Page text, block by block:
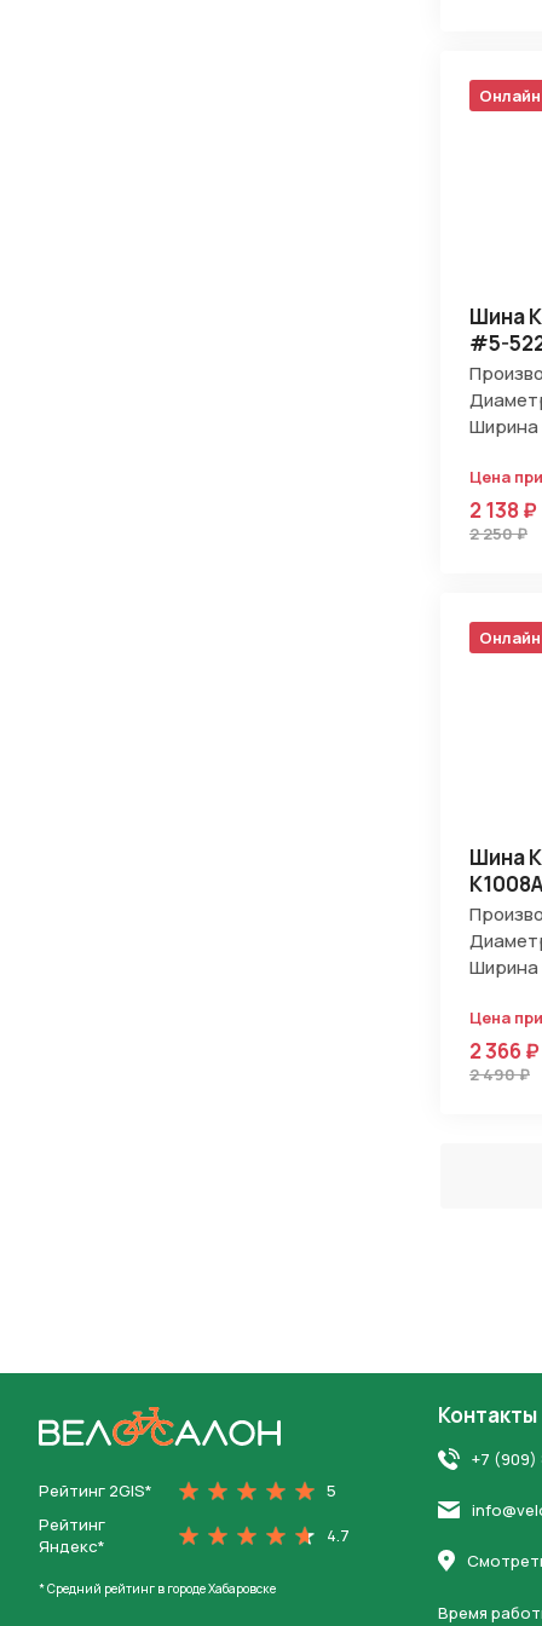
Шина
#5-
Ширина
Цена
2 138 ₽
2 250 ₽
Шина
Ширина
Цена
2 366 ₽
2 490 ₽
Рейтинг 2GIS*
5
Рейтинг
Яндекс*
4.7
* Средний рейтинг в городе Хабаровске
Контакты
+7 (909)
Время